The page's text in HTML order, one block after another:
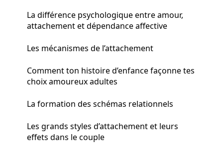
La différence psychologique entre amour,
attachement et dépendance affective
Les mécanismes de l’attachement
Comment ton histoire d’enfance façonne tes
choix amoureux adultes
La formation des schémas relationnels
Les grands styles d’attachement et leurs
effets dans le couple